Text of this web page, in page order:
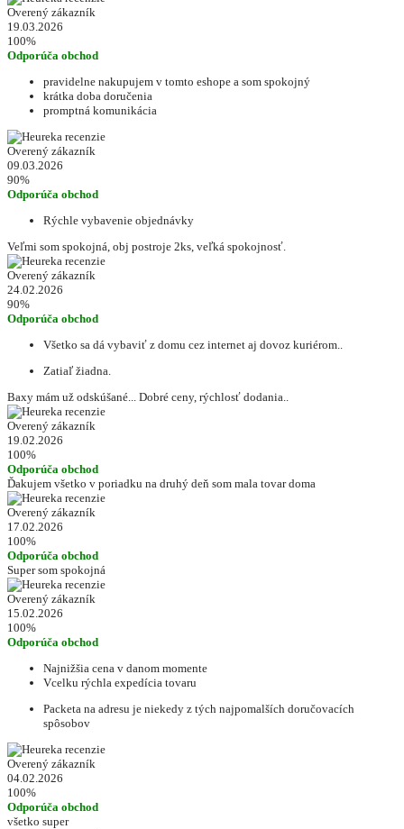
Overený zákazník
19.03.2026
100%
Odporúča obchod
pravidelne nakupujem v tomto eshope a som spokojný
krátka doba doručenia
promptná komunikácia
Overený zákazník
09.03.2026
90%
Odporúča obchod
Rýchle vybavenie objednávky
Veľmi som spokojná, obj postroje 2ks, veľká spokojnosť.
Overený zákazník
24.02.2026
90%
Odporúča obchod
Všetko sa dá vybaviť z domu cez internet aj dovoz kuriérom..
Zatiaľ žiadna.
Baxy mám už odskúšané... Dobré ceny, rýchlosť dodania..
Overený zákazník
19.02.2026
100%
Odporúča obchod
Ďakujem všetko v poriadku na druhý deň som mala tovar doma
Overený zákazník
17.02.2026
100%
Odporúča obchod
Super som spokojná
Overený zákazník
15.02.2026
100%
Odporúča obchod
Najnižšia cena v danom momente
Vcelku rýchla expedícia tovaru
Packeta na adresu je niekedy z tých najpomalších doručovacích
spôsobov
Overený zákazník
04.02.2026
100%
Odporúča obchod
všetko super